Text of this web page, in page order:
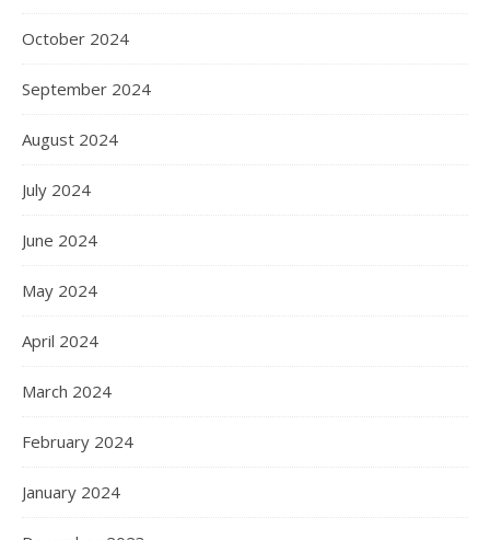
October 2024
September 2024
August 2024
July 2024
June 2024
May 2024
April 2024
March 2024
February 2024
January 2024